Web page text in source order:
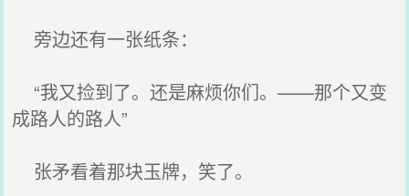
旁边还有一张纸条：
“我又捡到了。还是麻烦你们。——那个又变
成路人的路人”
张矛看着那块玉牌，笑了。